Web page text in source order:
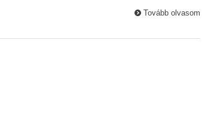
Tovább olvasom